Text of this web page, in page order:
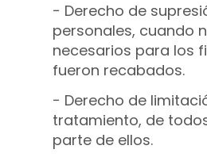
− Derecho de
personales, cuando
necesarios para los
fueron recabados.
− Derecho de
tratamiento, de
parte de ellos.